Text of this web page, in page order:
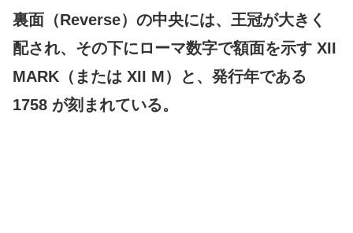
裏面（Reverse）の中央には、王冠が大きく
配され、その下にローマ数字で額面を示す XII
MARK（または XII M）と、発行年である
1758 が刻まれている。